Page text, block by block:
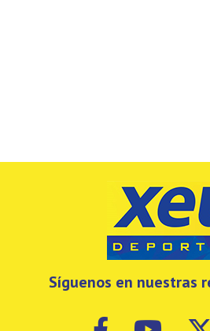
Síguenos en nuestras